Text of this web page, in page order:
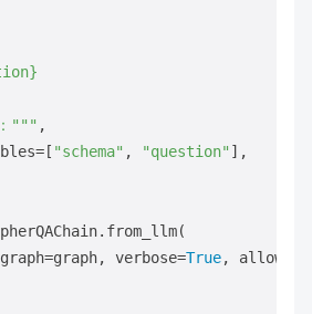
"""
,
"schema" , "question" ],
verbose=
True,